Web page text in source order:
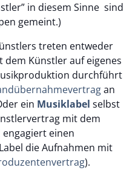
in diesem Sinne sind
gemeint.)
treten entweder
dem Künstler auf eigenes
durchführt
an
ein Musiklabel selbst
mit dem
einen
die Aufnahmen mit
).